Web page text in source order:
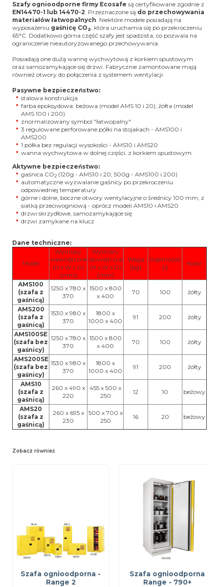
Szafy ognioodporne firmy Ecosafe są certyfikowane zgodnie z
EN14470-1 lub 14470-2. Przeznaczone są do przechowywania
materiałów łatwopalnych. Niektóre modele posiadają na
wyposażeniu gaśnicę CO2, która uruchamia się po przekroczeniu
65°C. Dodatkowo górna część szafy jest spadzista, co pozwala na
ograniczenie nieautoryzowanego przechowywania.
Posiadają one dużą wannę wychwytową z korkiem spustowym
oraz samozamykające się drzwi. Fabrycznie zamontowane mają
również otwory do połączenia z systemem wentylacji.
Pasywne bezpieczeństwo:
stalowa konstrukcja
farba epoksydowa: beżowa (model AMS 10 i 20), żółta (model
AMS 100 i 200)
znormalizowany symbol "łatwopalny"
3 regulowane perforowane półki na stojakach - AMS100 i
AMS200
1 półka bez regulacji wysokości - AMS10 i AMS20
wanna wychwytowa w dolnej części, z korkiem spustowym
Aktywne bezpieczeństwo:
gaśnica CO2 (120g - AMS10 i 20; 500g - AMS100 i 200)
automatyczne wyzwalanie gaśnicy po przekroczeniu
odpowiedniej temperatury
górne i dolne, boczne otwory wentylacyjne o średnicy 100 mm, z
siatką przeciwogniową - oprócz modeli AMS10 i AMS20
drzwi skrzydłowe, samozamykające się
drzwi zamykane na klucz
Dane techniczne:
Model
Wymiary
wewnętrzne
(H x W x D)
[mm]
Wymiary
zewnętrzne
(H x W x D)
[mm]
Waga
[kg]
Pojemność
[l]
Kolor
AMS100
(szafa z
gaśnicą)
1250 x 780 x
370
1500 x 800
x 400
70 100 żółty
AMS200
(szafa z
gaśnicą)
1530 x 980 x
370
1800 x
1000 x 400
91 200 żółty
AMS100SE
(szafa bez
gaśnicy)
1250 x 780 x
370
1500 x 800
x 400
70 100 żółty
AMS200SE
(szafa bez
gaśnicy)
1530 x 980 x
370
1800 x
1000 x 400
91 200 żółty
AMS10
(szafa z
gaśnicą)
260 x 490 x
220
455 x 500 x
250
12 10 beżowy
AMS20
(szafa z
gaśnicą)
260 x 695 x
230
500 x 700 x
250
16 20 beżowy
Zobacz również
Szafa ognioodporna -
Range 2
Szafa ognioodporna
Range - 790+